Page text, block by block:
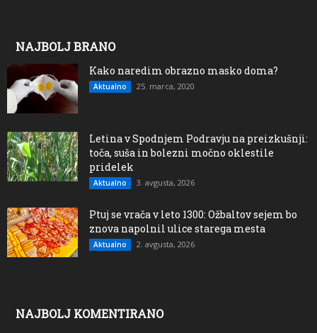
NAJBOLJ BRANO
Kako naredim obrazno masko doma?
Aktualno 25. marca, 2020
Letina v Spodnjem Podravju na preizkušnji:
toča, suša in bolezni močno oklestile
pridelek
Aktualno 3. avgusta, 2026
Ptuj se vrača v leto 1300: Ožbaltov sejem bo
znova napolnil ulice starega mesta
Aktualno 2. avgusta, 2026
NAJBOLJ KOMENTIRANO